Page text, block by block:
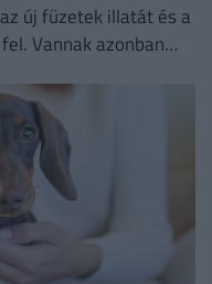
új füzetek illatát és a
Vannak azonban